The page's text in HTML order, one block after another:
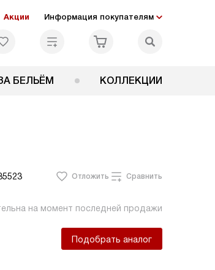
Акции Информация покупателям
БЕЛЬЁМ КОЛЛЕКЦИИ
Отложить Сравнить
на момент последней продажи
Подобрать аналог